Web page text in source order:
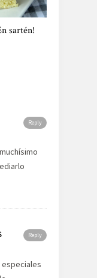
sartén!
Reply
Reply